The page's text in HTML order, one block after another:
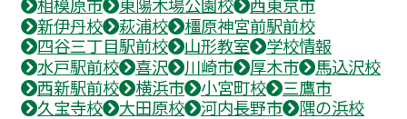
新伊丹校
萩浦校
橿原神宮前駅前校
四谷三丁目駅前校
山形教室
学校情報
水戸駅前校
喜沢 川崎市 厚木市
馬込沢校
西新駅前校
横浜市 小宮町校
三鷹市
久宝寺校
大田原校 河内長野市
隅の浜校